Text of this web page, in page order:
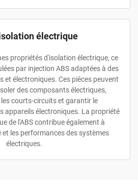
électrique
propriétés d'isolation électrique, ce
par injection ABS adaptées à des
et électroniques. Ces pièces peuvent
des composants électriques,
courts-circuits et garantir le
appareils électroniques. La propriété
de l'ABS contribue également à
les performances des systèmes
électriques.